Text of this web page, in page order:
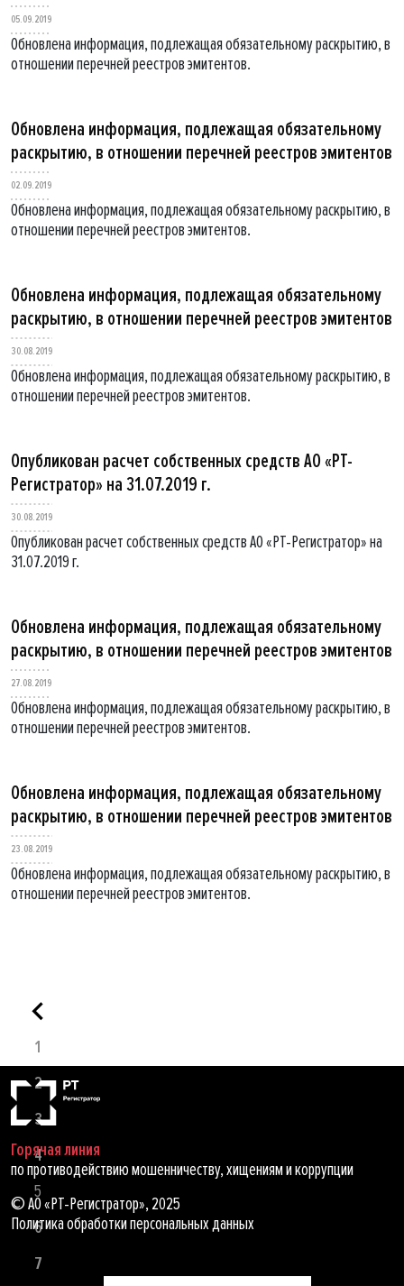
05.09.2019
Обновлена информация, подлежащая обязательному раскрытию, в
отношении перечней реестров эмитентов.
Обновлена информация, подлежащая обязательному
раскрытию, в отношении перечней реестров эмитентов
02.09.2019
Обновлена информация, подлежащая обязательному раскрытию, в
отношении перечней реестров эмитентов.
Обновлена информация, подлежащая обязательному
раскрытию, в отношении перечней реестров эмитентов
30.08.2019
Обновлена информация, подлежащая обязательному раскрытию, в
отношении перечней реестров эмитентов.
Опубликован расчет собственных средств АО «РТ-
Регистратор» на 31.07.2019 г.
30.08.2019
Опубликован расчет собственных средств АО «РТ-Регистратор» на
31.07.2019 г.
Обновлена информация, подлежащая обязательному
раскрытию, в отношении перечней реестров эмитентов
27.08.2019
Обновлена информация, подлежащая обязательному раскрытию, в
отношении перечней реестров эмитентов.
Обновлена информация, подлежащая обязательному
раскрытию, в отношении перечней реестров эмитентов
23.08.2019
Обновлена информация, подлежащая обязательному раскрытию, в
отношении перечней реестров эмитентов.
1
2
3
4
5
6
7
Горячая линия
по противодействию мошенничеству, хищениям и коррупции
© АО «РТ-Регистратор», 2025
Политика обработки персональных данных